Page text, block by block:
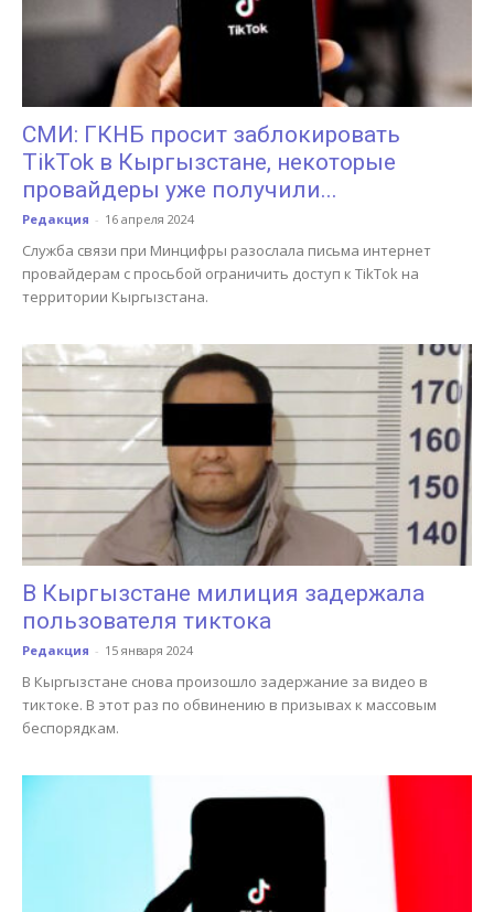
СМИ: ГКНБ просит заблокировать
TikTok в Кыргызстане, некоторые
провайдеры уже получили...
Редакция - 16 апреля 2024
Служба связи при Минцифры разослала письма интернет
провайдерам с просьбой ограничить доступ к TikTok на
территории Кыргызстана.
В Кыргызстане милиция задержала
пользователя тиктока
Редакция - 15 января 2024
В Кыргызстане снова произошло задержание за видео в
тиктоке. В этот раз по обвинению в призывах к массовым
беспорядкам.